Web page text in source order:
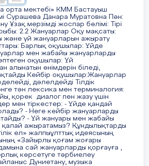
49=48 48+49=97
95-19=76
38=62 62+38=100
тапсырмалар.
байланыс: «Бас бармақ
әдісі бойынша өтеді.
Рефлексия
өткен.Ұлыстың ұлы күні болып
саналған.Күн мен түн
иесі оянған кез.
Өзектендіру. «Кім жылдам»
Оқулықтағы №1 тапсырманы
Әлия мен Сырымның Наурыз
алдындағы аптада жұмыстары
Олардың не жасап үлгергенін
Дүйсенбі - 08.00 кәстем өлшеп
Сейсенбі - 09.00 би барды
орта мектебi» КММ Бастауыш
Сурашева Данара Муратовна Пән:
Ұзақ мерзімді жоспар бөлімі: Тірі
2.2 Жануарлар Оқу мақсаты:
және үй жануарларын ажырату
Барлық оқушылар: Үйде
мен жабайы жануарларды
оқушылар: Үй
алынатын өнімдерін біледі,
Кейбір оқушылар:Жануарлар
дәлелдейді Тілдік
тән лексика мен терминалогия:
қорек диалог пен жазу үшін
мен тіркестер: - Үйде қандай
- Неге кейбір жануарларды
- Үй жануары мен жабайы
ажыратамыз? Құндылықтарды
ел» жалпыұлттық идеясының
«Зайырлы қоғам жоғары
сай жануарларды қорғауға ,
көрсетуге тәрбиелеу
Дүниетану, музыка